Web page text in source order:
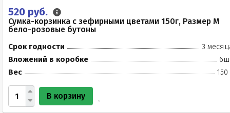
520 руб.
Сумка-корзинка с зефирными цветами 150г, Размер М
бело-розовые бутоны
Срок годности
3
Вложений в коробке
Вес
150
В корзину